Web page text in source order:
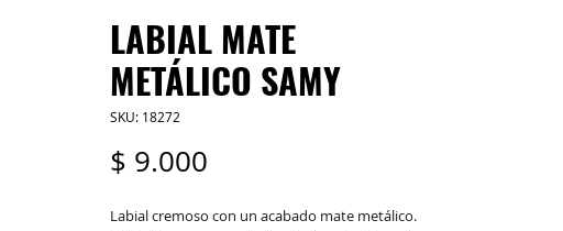
LABIAL MATE
METÁLICO SAMY
SKU: 18272
$ 9.000
Labial cremoso con un acabado mate metálico.